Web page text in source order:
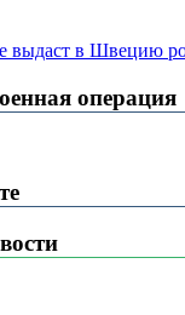
выдаст в Швецию
операция